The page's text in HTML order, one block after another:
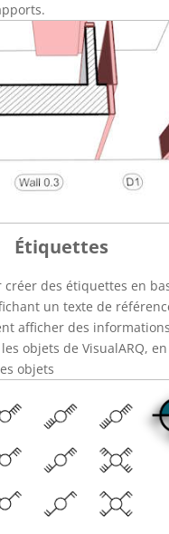
Étiquettes
créer des étiquettes en
un texte de
afficher des informations
objets de VisualARQ,
objets